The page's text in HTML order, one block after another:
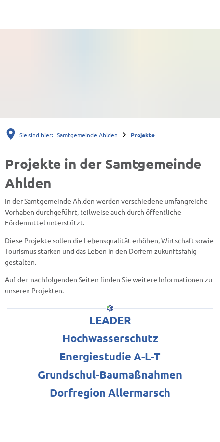
Sie sind hier: Samtgemeinde Ahlden Projekte
Projekte
Projekte in der Samtgemeinde
Ahlden
In der Samtgemeinde Ahlden werden verschiedene umfangreiche
Vorhaben durchgeführt, teilweise auch durch öffentliche
Fördermittel unterstützt.
Diese Projekte sollen die Lebensqualität erhöhen, Wirtschaft sowie
Tourismus stärken und das Leben in den Dörfern zukunftsfähig
gestalten.
Auf den nachfolgenden Seiten finden Sie weitere Informationen zu
unseren Projekten.
LEADER
Hochwasserschutz
Energiestudie A-L-T
Grundschul-Baumaßnahmen
Dorfregion Allermarsch